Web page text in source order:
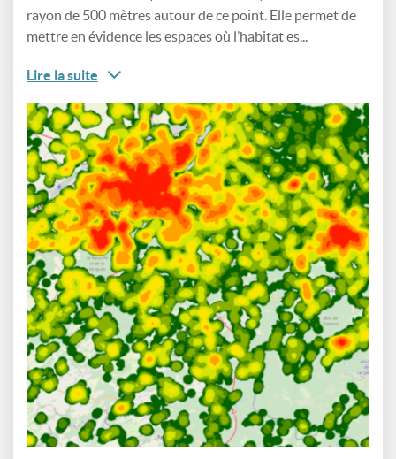
rayon de 500 mètres autour de ce point. Elle permet de
mettre en évidence les espaces où l’habitat es...
Lire la suite